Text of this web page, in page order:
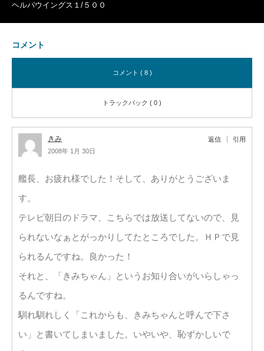
ヘルパウイングス１/５００
コメント
コメント ( 8 )
トラックバック ( 0 )
きみ
2008年 1月 30日
返信 引用
艦長、お疲れ様でした！そして、ありがとうございま
す。
テレビ朝日のドラマ、こちらでは放送してないので、見
られないなぁとがっかりしてたところでした。ＨＰで見
られるんですね。良かった！
それと、「きみちゃん」というお知り合いがいらしゃっ
るんですね。
馴れ馴れしく「これからも、きみちゃんと呼んで下さ
い」と書いてしまいました。いやいや、恥ずかしいで